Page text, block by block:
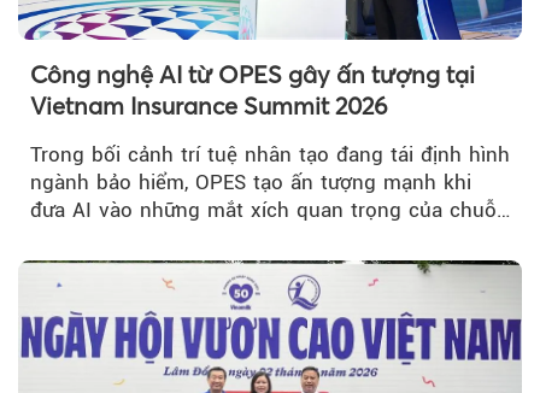
Công nghệ AI từ OPES gây ấn tượng tại
Vietnam Insurance Summit 2026
Trong bối cảnh trí tuệ nhân tạo đang tái định hình
ngành bảo hiểm, OPES tạo ấn tượng mạnh khi
đưa AI vào những mắt xích quan trọng của chuỗi